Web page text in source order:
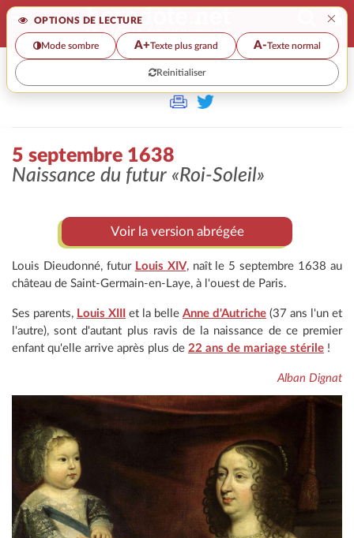
OPTIONS DE LECTURE ×
Mode sombre A+Texte plus grand A-Texte normal
Reinitialiser
>>
5 septembre 1638
Naissance du futur «Roi-Soleil»
Voir la version abrégée
Louis Dieudonné, futur Louis XIV, naît le 5 septembre 1638 au
château de Saint-Germain-en-Laye, à l'ouest de Paris.
Ses parents, Louis XIII et la belle Anne d'Autriche (37 ans l'un et
l'autre), sont d'autant plus ravis de la naissance de ce premier
enfant qu'elle arrive après plus de 22 ans de mariage stérile !
Alban Dignat